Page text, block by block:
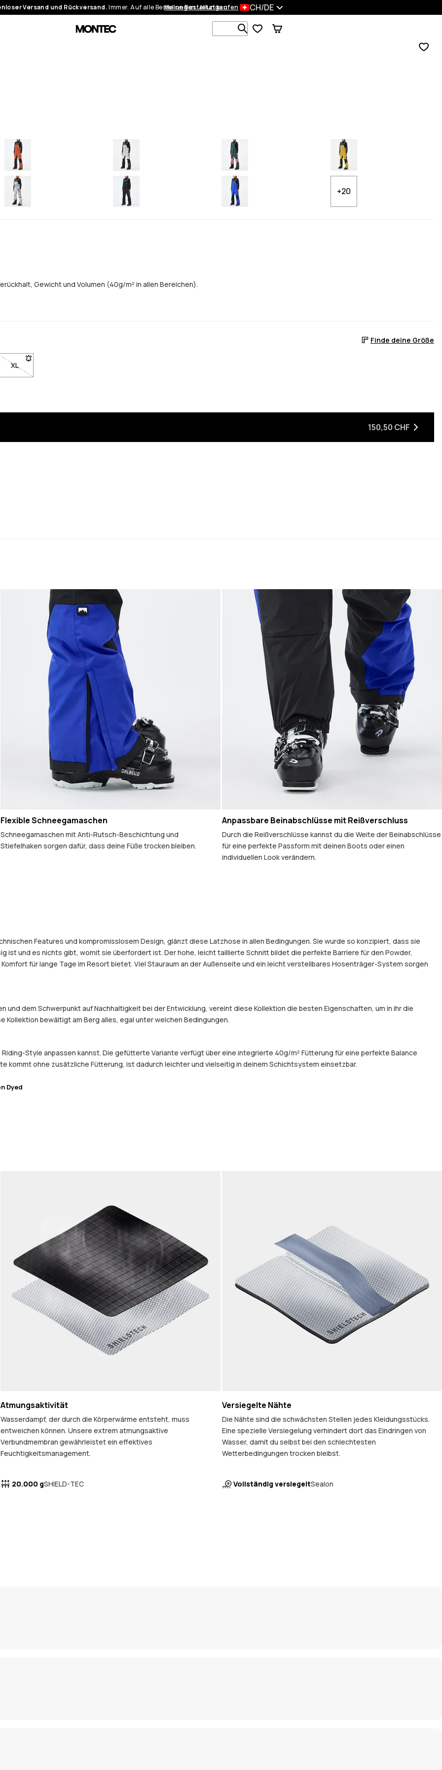
Versand und Rückversand.Immer. Auf alle Bestellungen.Jetzt kaufen
Meine Bestellungen CH/DE
Durchsuche 1 000+ Produkte
+20
Gewicht und Volumen (40g/m² in allen Bereichen).
Finde deine Größe
wenn sie wieder auf Lager ist
Klicke, um benachrichtigt zu werden, wenn sie wieder auf Lager ist
nicht verfügbar. Klicke, um benachrichtigt zu werden, wenn sie wieder auf Lager ist
XL- Größe XL nicht verfügbar. Klicke, um benachrichtigt zu werden, wenn sie wieder auf Lager ist
150,50 CHF
Flexible Schneegamaschen
Schneegamaschen mit Anti-Rutsch-Beschichtung und
Stiefelhaken sorgen dafür, dass deine Füße trocken bleiben.
Anpassbare Beinabschlüsse mit Reißverschluss
Durch die Reißverschlüsse kannst du die Weite der Beinabschlüsse
für eine perfekte Passform mit deinen Boots oder einen
individuellen Look verändern.
Features und kompromisslosem Design, glänzt diese Latzhose in allen Bedingungen. Sie wurde so konzipiert, dass sie
ist und es nichts gibt, womit sie überfordert ist. Der hohe, leicht taillierte Schnitt bildet die perfekte Barriere für den Powder,
für lange Tage im Resort bietet. Viel Stauraum an der Außenseite und ein leicht verstellbares Hosenträger-System sorgen
und dem Schwerpunkt auf Nachhaltigkeit bei der Entwicklung, vereint diese Kollektion die besten Eigenschaften, um in ihr die
bewältigt am Berg alles, egal unter welchen Bedingungen.
Style anpassen kannst. Die gefütterte Variante verfügt über eine integrierte 40g/m² Fütterung für eine perfekte Balance
kommt ohne zusätzliche Fütterung, ist dadurch leichter und vielseitig in deinem Schichtsystem einsetzbar.
Dyed
Atmungsaktivität
Wasserdampf, der durch die Körperwärme entsteht, muss
entweichen können. Unsere extrem atmungsaktive
Verbundmembran gewährleistet ein effektives
Feuchtigkeitsmanagement.
20.000 gSHIELD-TEC
Versiegelte Nähte
Die Nähte sind die schwächsten Stellen jedes Kleidungsstücks.
Eine spezielle Versiegelung verhindert dort das Eindringen von
Wasser, damit du selbst bei den schlechtesten
Wetterbedingungen trocken bleibst.
Vollständig versiegeltSealon